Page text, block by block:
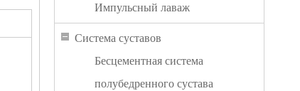
Импульсный лаваж
Система суставов
Бесцементная система
полубедренного сустава